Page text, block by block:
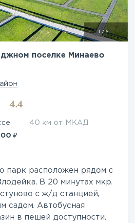
/6
поселке Минаево
4.4
40 км от МКАД
₽
парк расположен рядом с
В 20 минутах мкр.
с ж/д станцией,
садом. Автобусная
в пешей доступности.